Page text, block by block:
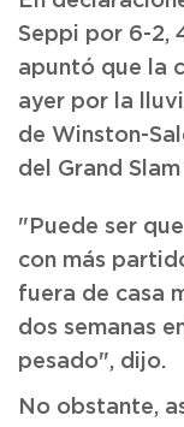
Seppi por 6-2,
apuntó que la
ayer por la
de Winston-
del Grand
"Puede ser
con más
fuera de casa
dos semanas
pesado", dijo.
No obstante,